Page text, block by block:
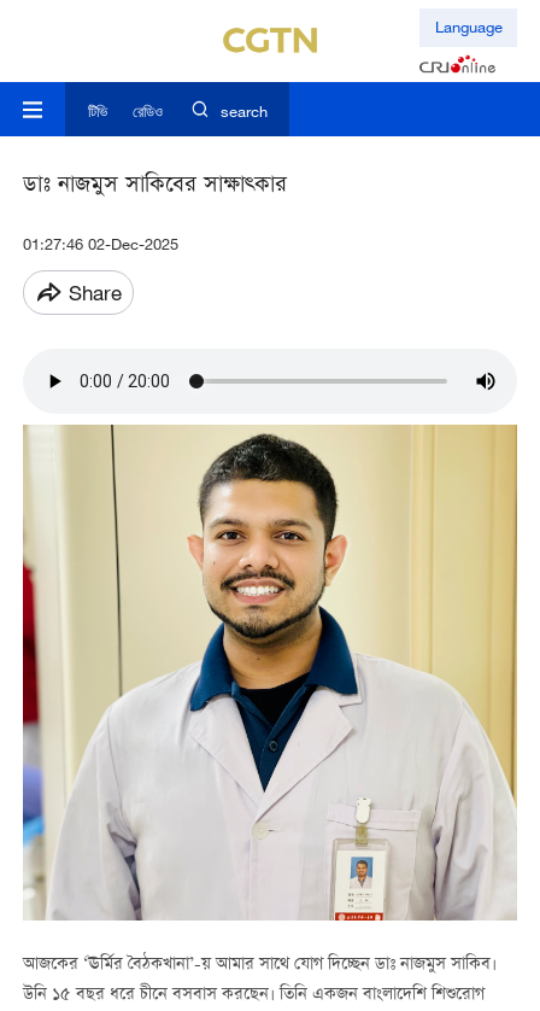
Language
টিভি রেডিও search
ডাঃ নাজমুস সাকিবের সাক্ষাত্কার
01:27:46 02-Dec-2025
Share
আজকের ‘ঊর্মির বৈঠকখানা’-য় আমার সাথে যোগ দিচ্ছেন ডাঃ নাজমুস সাকিব।
উনি ১৫ বছর ধরে চীনে বসবাস করছেন। তিনি একজন বাংলাদেশি শিশুরোগ